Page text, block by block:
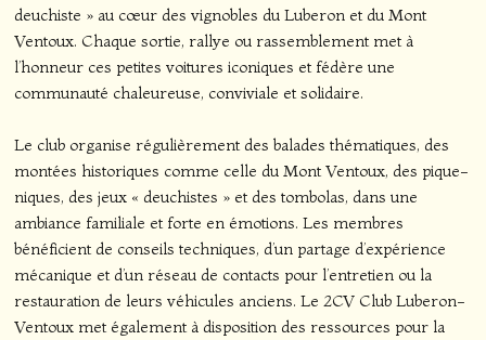
deuchiste » au cœur des vignobles du Luberon et du Mont
Ventoux. Chaque sortie, rallye ou rassemblement met à
l’honneur ces petites voitures iconiques et fédère une
communauté chaleureuse, conviviale et solidaire.
Le club organise régulièrement des balades thématiques, des
montées historiques comme celle du Mont Ventoux, des pique-
niques, des jeux « deuchistes » et des tombolas, dans une
ambiance familiale et forte en émotions. Les membres
bénéficient de conseils techniques, d’un partage d’expérience
mécanique et d’un réseau de contacts pour l’entretien ou la
restauration de leurs véhicules anciens. Le 2CV Club Luberon-
Ventoux met également à disposition des ressources pour la